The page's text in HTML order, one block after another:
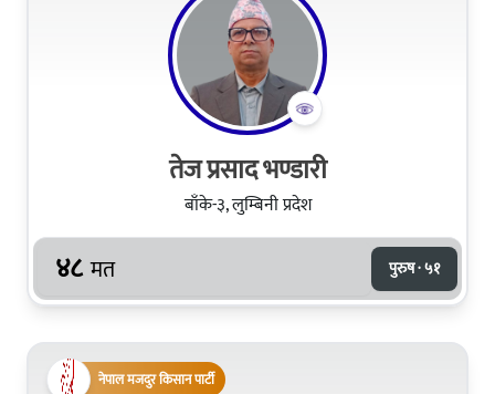
तेज प्रसाद भण्डारी
बाँके-३, लुम्बिनी प्रदेश
४८ मत पुरुष · ५१
नेपाल मजदुर किसान पार्टी